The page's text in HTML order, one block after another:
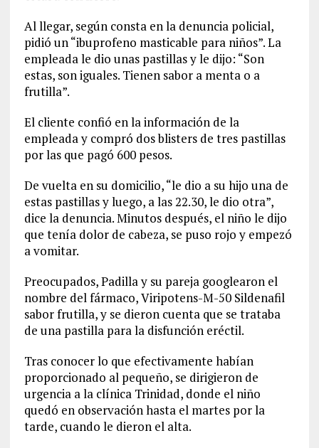
Al llegar, según consta en la denuncia policial,
pidió un “ibuprofeno masticable para niños”. La
empleada le dio unas pastillas y le dijo: “Son
estas, son iguales. Tienen sabor a menta o a
frutilla”.
El cliente confió en la información de la
empleada y compró dos blisters de tres pastillas
por las que pagó 600 pesos.
De vuelta en su domicilio, “le dio a su hijo una de
estas pastillas y luego, a las 22.30, le dio otra”,
dice la denuncia. Minutos después, el niño le dijo
que tenía dolor de cabeza, se puso rojo y empezó
a vomitar.
Preocupados, Padilla y su pareja googlearon el
nombre del fármaco, Viripotens-M-50 Sildenafil
sabor frutilla, y se dieron cuenta que se trataba
de una pastilla para la disfunción eréctil.
Tras conocer lo que efectivamente habían
proporcionado al pequeño, se dirigieron de
urgencia a la clínica Trinidad, donde el niño
quedó en observación hasta el martes por la
tarde, cuando le dieron el alta.